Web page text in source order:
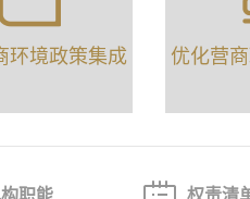
环境政策集成 优化营